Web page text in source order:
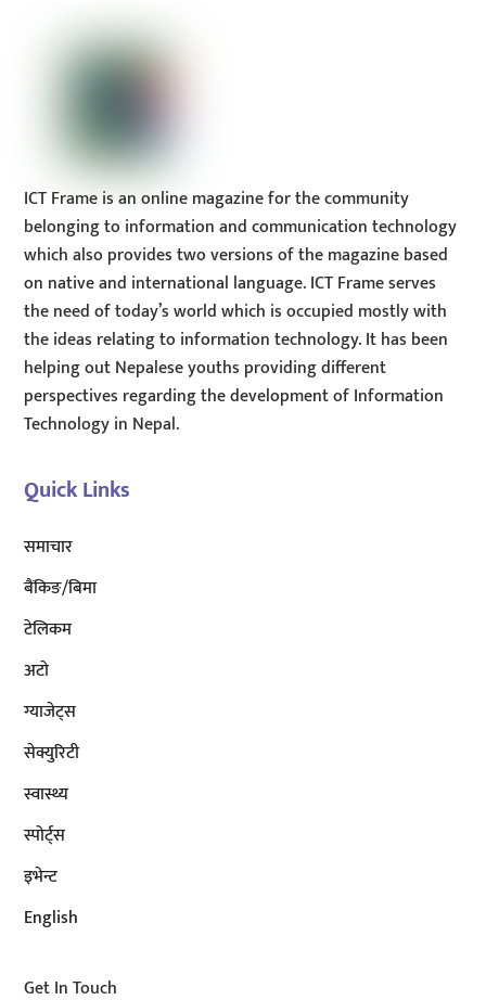
ICT Frame is an online magazine for the community
belonging to information and communication technology
which also provides two versions of the magazine based
on native and international language. ICT Frame serves
the need of today’s world which is occupied mostly with
the ideas relating to information technology. It has been
helping out Nepalese youths providing different
perspectives regarding the development of Information
Technology in Nepal.
Quick Links
समाचार
बैंकिङ/बिमा
टेलिकम
अटाे
ग्याजेट्स
सेक्युरिटी
स्वास्थ्य
स्पोर्ट्स
इभेन्ट
English
Get In Touch